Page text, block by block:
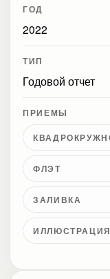
ГОД
2022
ТИП
Годовой отчет
ПРИЕМЫ
ФЛЭТ
ЗАЛИВКА
ИЛЛЮСТРАЦИЯ